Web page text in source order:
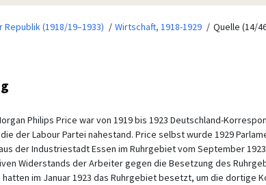
Republik (1918/19–1933) Wirtschaft, 1918-1929 Quelle (14/
Philips Price war von 1919 bis 1923 Deutschland-
der Labour Partei nahestand. Price selbst wurde 1929
der Industriestadt Essen im Ruhrgebiet vom September
Widerstands der Arbeiter gegen die Besetzung des
im Januar 1923 das Ruhrgebiet besetzt, um die dortige